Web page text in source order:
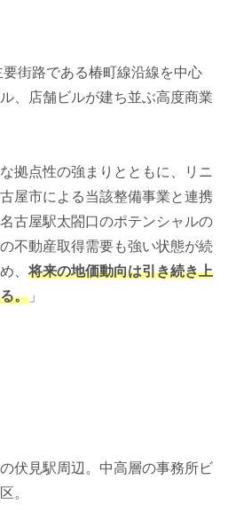
街路である椿町線沿線を中心
、店舗ビルが建ち並ぶ高度商業
拠点性の強まりとともに、リニ
屋市による当該整備事業と連携
古屋駅太閤口のポテンシャルの
不動産取得需要も強い状態が続
、将来の地価動向は引き続き上
。 」
伏見駅周辺。中高層の事務所ビ
。